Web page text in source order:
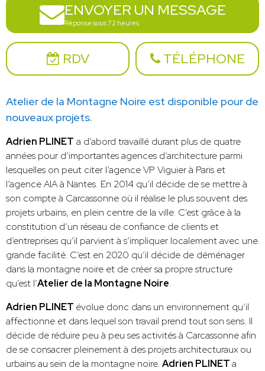
ENVOYER UN MESSAGE
Réponse sous 72 heures
RDV TÉLÉPHONE
Atelier de la Montagne Noire est disponible pour de
nouveaux projets.
Adrien PLINET a d’abord travaillé durant plus de quatre
années pour d’importantes agences d’architecture parmi
lesquelles on peut citer l’agence VP Viguier à Paris et
l’agence AIA à Nantes. En 2014 qu’il décide de se mettre à
son compte à Carcassonne où il réalise le plus souvent des
projets urbains, en plein centre de la ville. C’est grâce à la
constitution d’un réseau de confiance de clients et
d’entreprises qu’il parvient à s’impliquer localement avec une
grande facilité. C’est en 2020 qu’il décide de déménager
dans la montagne noire et de créer sa propre structure
qu’est l’Atelier de la Montagne Noire.
Adrien PLINET évolue donc dans un environnement qu’il
affectionne et dans lequel son travail prend tout son sens. Il
décide de réduire peu à peu ses activités à Carcassonne afin
de se consacrer pleinement à des projets architecturaux ou
urbains au sein de la montagne noire. Adrien PLINETa